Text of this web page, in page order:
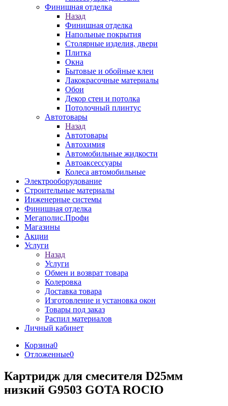
Финишная отделка
Назад
Финишная отделка
Напольные покрытия
Столярные изделия, двери
Плитка
Окна
Бытовые и обойные клеи
Лакокрасочные материалы
Обои
Декор стен и потолка
Потолочный плинтус
Автотовары
Назад
Автотовары
Автохимия
Автомобильные жидкости
Автоаксессуары
Колеса автомобильные
Электрооборудование
Строительные материалы
Инженерные системы
Финишная отделка
Мегаполис.Профи
Магазины
Акции
Услуги
Назад
Услуги
Обмен и возврат товара
Колеровка
Доставка товара
Изготовление и установка окон
Товары под заказ
Распил материалов
Личный кабинет
Корзина0
Отложенные0
Картридж для смесителя D25мм
низкий G9503 GOTA ROCIO